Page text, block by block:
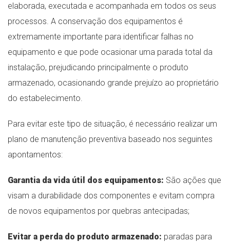
elaborada, executada e acompanhada em todos os seus
processos. A conservação dos equipamentos é
extremamente importante para identificar falhas no
equipamento e que pode ocasionar uma parada total da
instalação, prejudicando principalmente o produto
armazenado, ocasionando grande prejuízo ao proprietário
do estabelecimento.
Para evitar este tipo de situação, é necessário realizar um
plano de manutenção preventiva baseado nos seguintes
apontamentos:
Garantia da vida útil dos equipamentos: São ações que
visam a durabilidade dos componentes e evitam compra
de novos equipamentos por quebras antecipadas;
Evitar a perda do produto armazenado: paradas para